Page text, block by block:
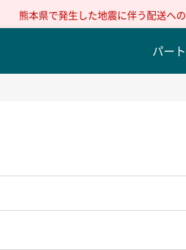
熊本県で発生した地震に伴う配送へ
パー